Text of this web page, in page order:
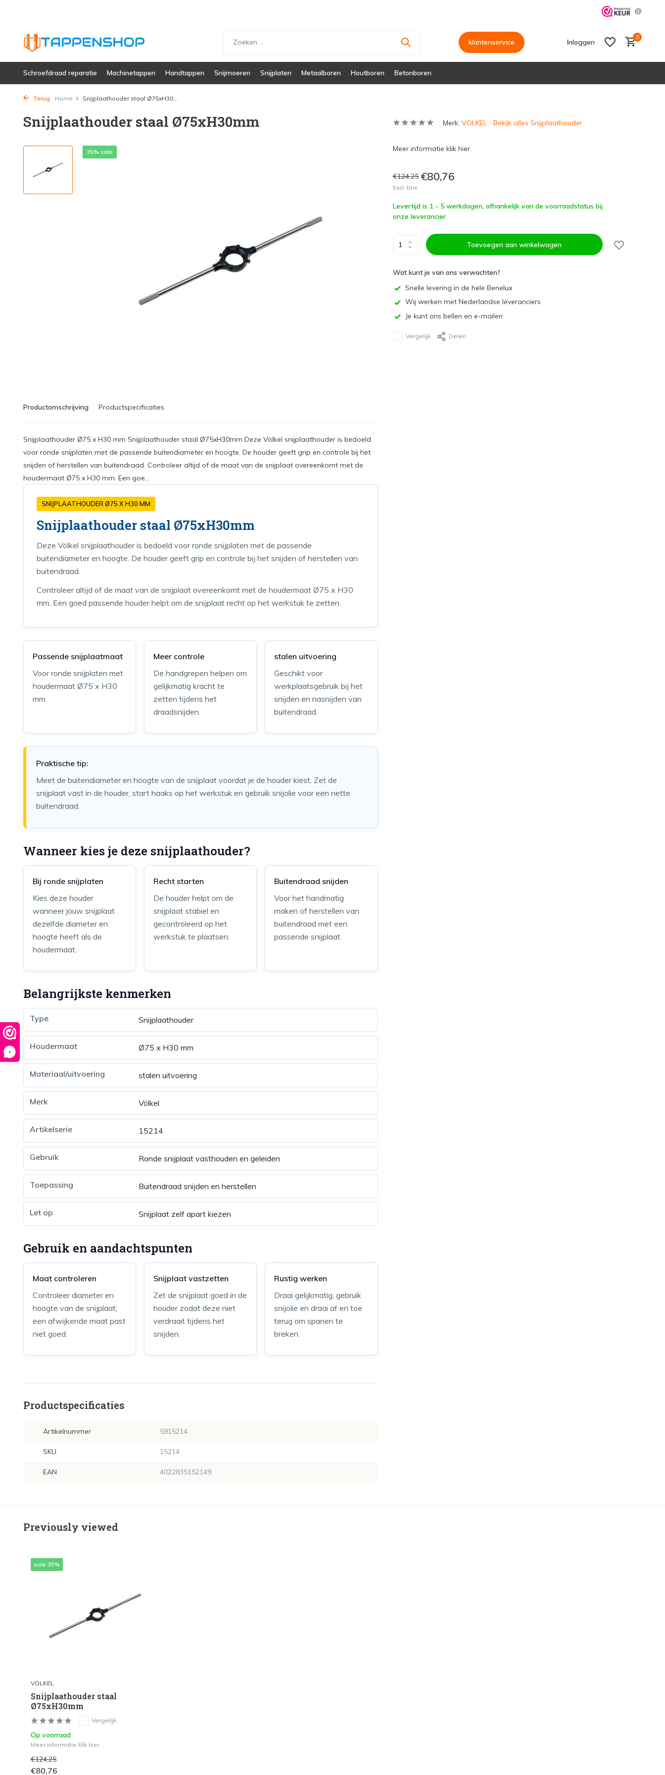
-
@
klantenservice Inloggen
0
Schroefdraad reparatie Machinetappen Handtappen Snijmoeren Snijplaten Metaalboren Houtboren Betonboren
Terug Home Snijplaathouder staal Ø75xH30...
Snijplaathouder staal Ø75xH30mm
35% sale
Productomschrijving Productspecificaties
Snijplaathouder Ø75 x H30 mm Snijplaathouder staal Ø75xH30mm Deze Völkel snijplaathouder is bedoeld
voor ronde snijplaten met de passende buitendiameter en hoogte. De houder geeft grip en controle bij het
snijden of herstellen van buitendraad. Controleer altijd of de maat van de snijplaat overeenkomt met de
houdermaat Ø75 x H30 mm. Een goe...
SNIJPLAATHOUDER Ø75 X H30 MM
Snijplaathouder staal Ø75xH30mm
Deze Völkel snijplaathouder is bedoeld voor ronde snijplaten met de passende
buitendiameter en hoogte. De houder geeft grip en controle bij het snijden of herstellen van
buitendraad.
Controleer altijd of de maat van de snijplaat overeenkomt met de houdermaat Ø75 x H30
mm. Een goed passende houder helpt om de snijplaat recht op het werkstuk te zetten.
Passende snijplaatmaat
Voor ronde snijplaten met
houdermaat Ø75 x H30
mm.
Meer controle
De handgrepen helpen om
gelijkmatig kracht te
zetten tijdens het
draadsnijden.
stalen uitvoering
Geschikt voor
werkplaatsgebruik bij het
snijden en nasnijden van
buitendraad.
Praktische tip:
Meet de buitendiameter en hoogte van de snijplaat voordat je de houder kiest. Zet de
snijplaat vast in de houder, start haaks op het werkstuk en gebruik snijolie voor een nette
buitendraad.
Wanneer kies je deze snijplaathouder?
Bij ronde snijplaten
Kies deze houder
wanneer jouw snijplaat
dezelfde diameter en
hoogte heeft als de
houdermaat.
Recht starten
De houder helpt om de
snijplaat stabiel en
gecontroleerd op het
werkstuk te plaatsen.
Buitendraad snijden
Voor het handmatig
maken of herstellen van
buitendraad met een
passende snijplaat.
Belangrijkste kenmerken
Type Snijplaathouder
Houdermaat Ø75 x H30 mm
Materiaal/uitvoering stalen uitvoering
Merk Völkel
Artikelserie 15214
Gebruik Ronde snijplaat vasthouden en geleiden
Toepassing Buitendraad snijden en herstellen
Let op Snijplaat zelf apart kiezen
Gebruik en aandachtspunten
Maat controleren
Controleer diameter en
hoogte van de snijplaat;
een afwijkende maat past
niet goed.
Snijplaat vastzetten
Zet de snijplaat goed in de
houder zodat deze niet
verdraait tijdens het
snijden.
Rustig werken
Draai gelijkmatig, gebruik
snijolie en draai af en toe
terug om spanen te
breken.
Productspecificaties
Artikelnummer 5915214
SKU 15214
EAN 4022835152149
Merk: VÖLKEL Bekijk alles Snijplaathouder
Meer informatie klik hier.
€124,25 €80,76
Excl. btw
Levertijd is 1 - 5 werkdagen, afhankelijk van de voorraadstatus bij
onze leverancier
Toevoegen aan winkelwagen
Wat kunt je van ons verwachten?
Snelle levering in de hele Benelux
Wij werken met Nederlandse leveranciers
Je kunt ons bellen en e-mailen
Vergelijk Delen
Previously viewed
sale 35%
VÖLKEL
Snijplaathouder staal
Ø75xH30mm
Vergelijk
Op voorraad
Meer informatie klik hier.
€124,25
€80,76